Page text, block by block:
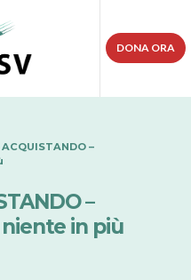
DONA ORA
ACQUISTANDO –
–
in più